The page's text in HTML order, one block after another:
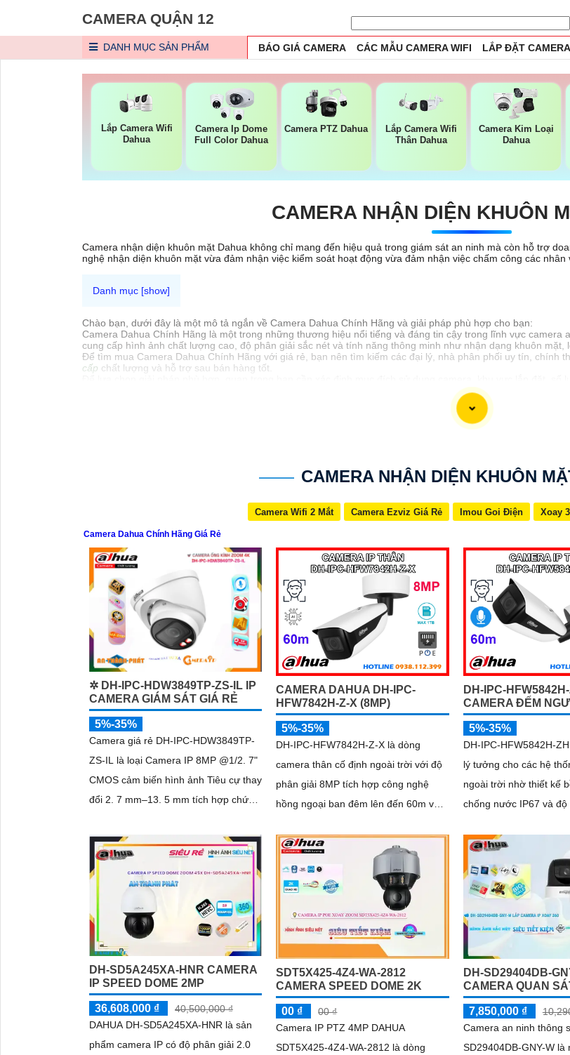
CAMERA QUẬN 12
DANH MỤC SẢN PHẨM BÁO GIÁ CAMERA CÁC MẪU CAMERA WIFI LẮP ĐẶT
Lắp Camera Wifi
Dahua
Camera Ip Dome
Full Color Dahua
Camera PTZ Dahua
Lắp Camera Wifi
Thân Dahua
Camera Kim Loại
Dahua
CAMERA NHẬN DIỆN KHUÔN
Camera nhận diện khuôn mặt Dahua không chỉ mang đến hiệu quả trong giám sát an ninh mà còn hỗ trợ
nghệ nhận diện khuôn mặt vừa đảm nhận việc kiểm soát hoạt động vừa đảm nhận việc chấm công các
Chào bạn, dưới đây là một mô tả ngắn về Camera Dahua Chính Hãng và giải pháp phù hợp cho bạn:
Camera Dahua Chính Hãng là một trong những thương hiệu nổi tiếng và đáng tin cậy trong lĩnh vực
cung cấp hình ảnh chất lượng cao, độ phân giải sắc nét và tính năng thông minh như nhận dạng khuôn mặt,
Để tìm mua Camera Dahua Chính Hãng với giá rẻ, bạn nên tìm kiếm các đại lý, nhà phân phối uy tín, chính
cấp chất lượng và hỗ trợ sau bán hàng tốt.
zoom, cảnh báo... Với những yếu tố này, bạn có thể tham khảo ý kiến của chuyên gia hoặc tư vấn viên để
Chúc bạn thành công trong việc tìm hiểu và lựa chọn Camera Dahua Chính Hãng giá rẻ và giải pháp phù
CAMERA NHẬN DIỆN KHUÔN
Camera Wifi 2 Mắt Camera Ezviz Giá Rẻ Imou Goi Điện Xoay
Camera Dahua Chính Hãng Giá Rẻ
✲ DH-IPC-HDW3849TP-ZS-IL IP
CAMERA GIÁM SÁT GIÁ RẺ
5%-35%
Camera giá rẻ DH-IPC-HDW3849TP-
ZS-IL là loại Camera IP 8MP @1/2. 7"
CMOS cảm biến hình ảnh Tiêu cự thay
đổi 2. 7 mm–13. 5 mm tích hợp chức
thông...
CAMERA DAHUA DH-IPC-
HFW7842H-Z-X (8MP)
5%-35%
DH-IPC-HFW7842H-Z-X là dòng
camera thân cố định ngoài trời với độ
phân giải 8MP tích hợp công nghệ
hồng ngoại ban đêm lên đến 60m và
Camera hỗ trợ đếm người, nhận diện
khuôn mặt thông minh, chuẩn nén
POE, đạt tiêu chuẩn chống nước IP67,
phù hợp cho các khu vực giám sát
ngoài trời, hỗ trợ tính năng quản lý
chỗ đỗ xe hiệu quả cho các bãi giữ xe
DH-IPC-
CAMERA ĐẾM
5%-35%
DH-IPC-HFW5842H-
lý tưởng cho các hệ
ngoài trời nhờ thiết kế
chống nước IP67 và độ
Camera tích hợp mic
nhớ hỗ trợ đến 1TB,
xa 60m và kết nối PoE
dàng, tiết kiệm chi phí
DH-SD5A245XA-HNR CAMERA
IP SPEED DOME 2MP
36,608,000 ₫
40,500,000 ₫
DAHUA DH-SD5A245XA-HNR là sản
phẩm camera IP có độ phân giải 2.0
SDT5X425-4Z4-WA-2812
CAMERA SPEED DOME 2K
00 ₫
00 ₫
Camera IP PTZ 4MP DAHUA
SDT5X425-4Z4-WA-2812 là dòng
DH-SD29404DB-
CAMERA QUAN
7,850,000 ₫
Camera an ninh thông
SD29404DB-GNY-W là